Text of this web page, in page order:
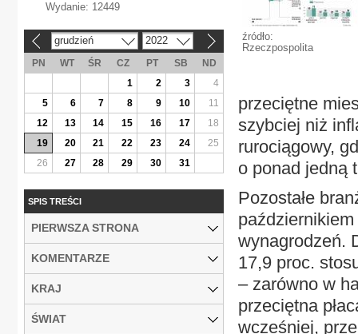
źródło:
Rzeczpospolita
przeciętne
szybciej niż
rurociągowy,
o ponad jedną
Pozostałe
wynagrodzeń.
17,9 proc.
– zarówno w
przeciętna
wcześniej,
Wydanie: 12449
grudzień 2022
PN WT ŚR CZ PT SB
ND
1
2 3
4
5
6 7 8 9 10
11
12
13 14 15 16 17
18
19
20 21 22 23 24
25
26
27 28 29 30 31
SPIS TREŚCI
PIERWSZA STRONA
KOMENTARZE
KRAJ
ŚWIAT